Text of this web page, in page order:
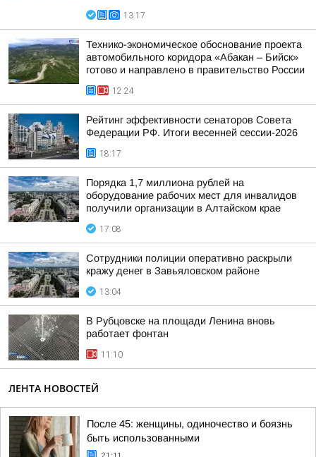
13:17
Технико-экономическое обоснование проекта
автомобильного коридора «Абакан – Бийск»
готово и направлено в правительство России
12:24
Рейтинг эффективности сенаторов Совета
Федерации РФ. Итоги весенней сессии-2026
18:17
Порядка 1,7 миллиона рублей на
оборудование рабочих мест для инвалидов
получили организации в Алтайском крае
17:08
Сотрудники полиции оперативно раскрыли
кражу денег в Завьяловском районе
13:04
В Рубцовске на площади Ленина вновь
работает фонтан
11:10
ЛЕНТА НОВОСТЕЙ
После 45: женщины, одиночество и боязнь
быть использованными